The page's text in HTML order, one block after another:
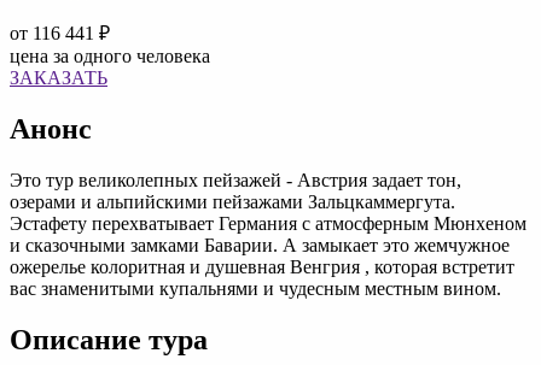
от 116 441 ₽
цена за одного человека
ЗАКАЗАТЬ
Анонс
Это тур великолепных пейзажей - Австрия задает тон,
озерами и альпийскими пейзажами Зальцкаммергута.
Эстафету перехватывает Германия с атмосферным Мюнхеном
и сказочными замками Баварии. А замыкает это жемчужное
ожерелье колоритная и душевная Венгрия , которая встретит
вас знаменитыми купальнями и чудесным местным вином.
Описание тура